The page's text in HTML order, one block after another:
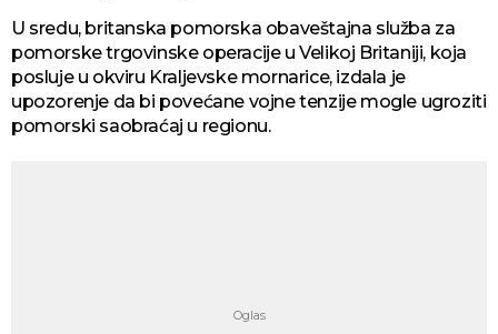
U sredu, britanska pomorska obaveštajna služba za
pomorske trgovinske operacije u Velikoj Britaniji, koja
posluje u okviru Kraljevske mornarice, izdala je
upozorenje da bi povećane vojne tenzije mogle ugroziti
pomorski saobraćaj u regionu.